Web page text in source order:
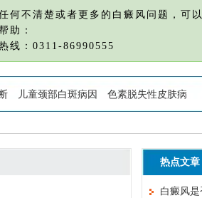
何不清楚或者更多的白癜风问题，可
助：
线：0311-86990555
儿童颈部白斑病因 色素脱失性皮肤病
热点文章
白癜风